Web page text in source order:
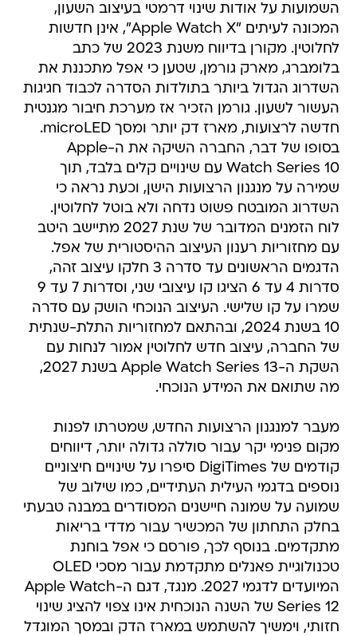
השמועות על אודות שינוי דרמטי בעיצוב השעון,
המכונה לעיתים "Apple Watch X", אינן חדשות
לחלוטין. מקורן בדיווח משנת 2023 של כתב
בלומברג, מארק גורמן, שטען כי אפל מתכננת את
השדרוג הגדול ביותר בתולדות הסדרה לכבוד חגיגות
העשור לשעון. גורמן הזכיר אז מערכת חיבור מגנטית
חדשה לרצועות, מארז דק יותר ומסך microLED.
בסופו של דבר, החברה השיקה את ה-Apple
Watch Series 10 עם שינויים קלים בלבד, תוך
שמירה על מנגנון הרצועות הישן, וכעת נראה כי
השדרוג המובטח פשוט נדחה ולא בוטל לחלוטין.
לוח הזמנים המדובר של שנת 2027 מתיישב היטב
עם מחזוריות רענון העיצוב ההיסטורית של אפל.
הדגמים הראשונים עד סדרה 3 חלקו עיצוב זהה,
סדרות 4 עד 6 הציגו קו עיצובי שני, וסדרות 7 עד 9
שמרו על קו שלישי. העיצוב הנוכחי הושק עם סדרה
10 בשנת 2024, ובהתאם למחזוריות התלת-שנתית
של החברה, עיצוב חדש לחלוטין אמור לנחות עם
השקת ה-Apple Watch Series 13 בשנת 2027,
מה שתואם את המידע הנוכחי.
מעבר למנגנון הרצועות החדש, שמטרתו לפנות
מקום פנימי יקר עבור סוללה גדולה יותר, דיווחים
קודמים של DigiTimes סיפרו על שינויים חיצוניים
נוספים בדגמי העילית העתידיים, כמו שילוב של
שמועה על שמונה חיישנים המסודרים במבנה טבעתי
בחלק התחתון של המכשיר עבור מדדי בריאות
מתקדמים. בנוסף לכך, פורסם כי אפל בוחנת
טכנולוגיית פאנלים מתקדמת עבור מסכי OLED
המיועדים לדגמי 2027. מנגד, דגם ה-Apple Watch
Series 12 של השנה הנוכחית אינו צפוי להציג שינוי
חזותי, וימשיך להשתמש במארז הדק ובמסך המוגדל